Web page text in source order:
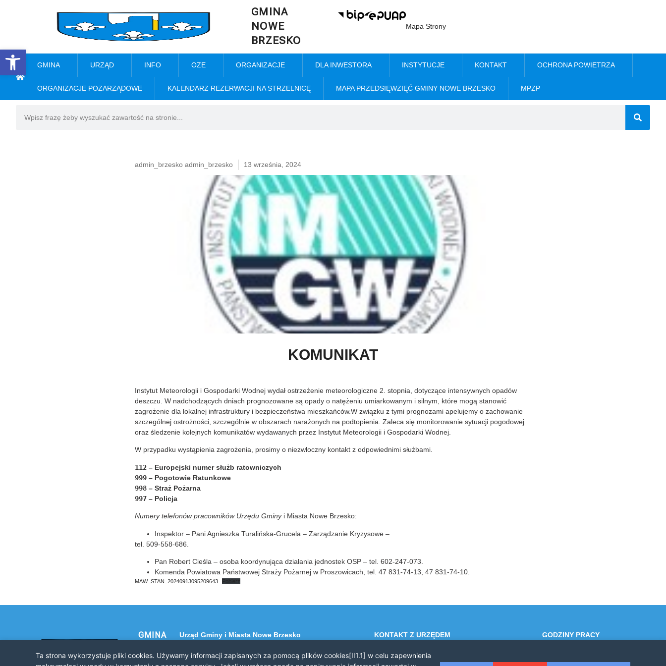
Open toolbar
GMINA
NOWE
BRZESKO
Mapa Strony
GMINA URZĄD INFO OZE ORGANIZACJE DLA INWESTORA INSTYTUCJE KONTAKT OCHRONA POWIETRZA
ORGANIZACJE POZARZĄDOWE KALENDARZ REZERWACJI NA STRZELNICĘ MAPA PRZEDSIĘWZIĘĆ GMINY NOWE BRZESKO MPZP
admin_brzesko admin_brzesko 13 września, 2024
KOMUNIKAT
Instytut Meteorologii i Gospodarki Wodnej wydał ostrzeżenie meteorologiczne 2. stopnia, dotyczące intensywnych opadów
deszczu. W nadchodzących dniach prognozowane są opady o natężeniu umiarkowanym i silnym, które mogą stanowić
zagrożenie dla lokalnej infrastruktury i bezpieczeństwa mieszkańców.W związku z tymi prognozami apelujemy o zachowanie
szczególnej ostrożności, szczególnie w obszarach narażonych na podtopienia. Zaleca się monitorowanie sytuacji pogodowej
oraz śledzenie kolejnych komunikatów wydawanych przez Instytut Meteorologii i Gospodarki Wodnej.
W przypadku wystąpienia zagrożenia, prosimy o niezwłoczny kontakt z odpowiednimi służbami.
112 – Europejski numer służb ratowniczych
999 – Pogotowie Ratunkowe
998 – Straż Pożarna
997 – Policja
Numery telefonów pracowników Urzędu Gminy i Miasta Nowe Brzesko:
Inspektor – Pani Agnieszka Turalińska-Grucela – Zarządzanie Kryzysowe –
tel. 509-558-686.
Pan Robert Cieśla – osoba koordynująca działania jednostek OSP – tel. 602-247-073.
Komenda Powiatowa Państwowej Straży Pożarnej w Proszowicach, tel. 47 831-74-13, 47 831-74-10.
MAW_STAN_20240913095209643 Pobierz
GMINA
BRZESKO
Urząd Gminy i Miasta Nowe Brzesko
ul. Krakowska 44
KONTAKT Z URZĘDEM
Telefon: 12 385 20 94
Faks: 12 385 03 55
GODZINY PRACY
Ta strona wykorzystuje pliki cookies. Używamy informacji zapisanych za pomocą plików cookies[II1.1] w celu zapewnienia